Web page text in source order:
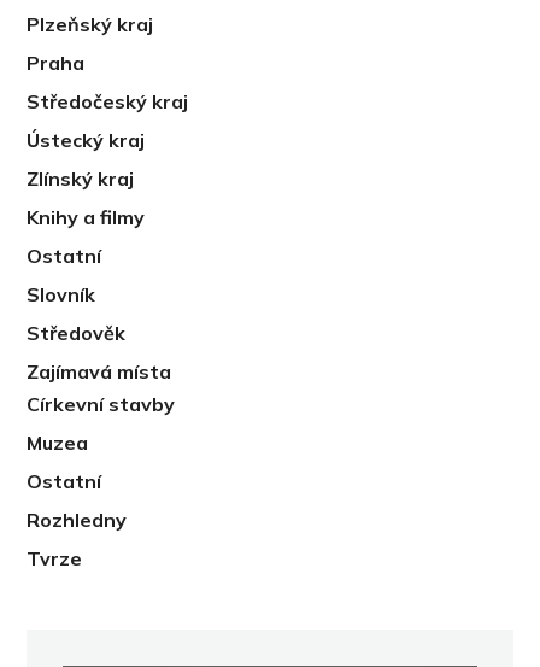
Plzeňský kraj
Praha
Středočeský kraj
Ústecký kraj
Zlínský kraj
Knihy a filmy
Ostatní
Slovník
Středověk
Zajímavá místa
Církevní stavby
Muzea
Ostatní
Rozhledny
Tvrze